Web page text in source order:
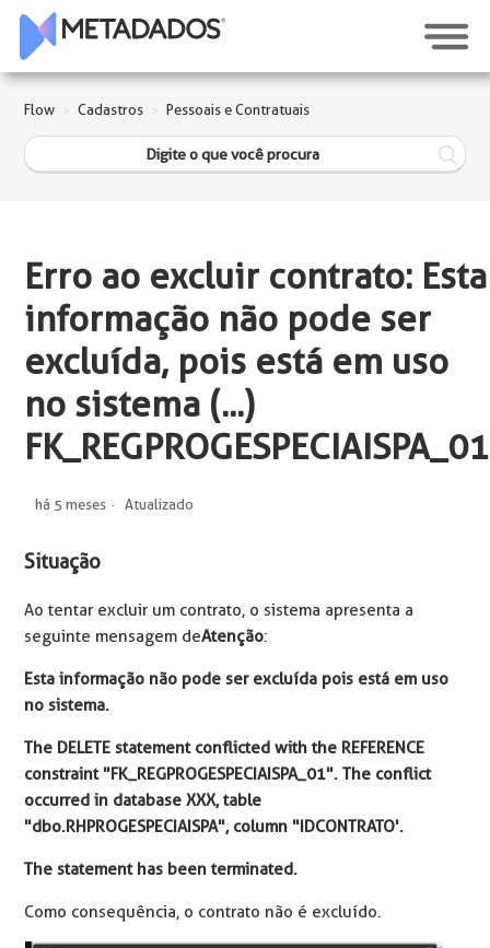
Flow Cadastros Pessoais e Contratuais
Erro ao excluir contrato: Esta
informação não pode ser
excluída, pois está em uso
no sistema (...)
FK_REGPROGESPECIAISPA_01
há 5 meses Atualizado
Situação
Ao tentar excluir um contrato, o sistema apresenta a
seguinte mensagem deAtenção:
Esta informação não pode ser excluída pois está em uso
no sistema.
The DELETE statement conflicted with the REFERENCE
constraint "FK_REGPROGESPECIAISPA_01". The conflict
occurred in database XXX, table
"dbo.RHPROGESPECIAISPA", column "IDCONTRATO'.
The statement has been terminated.
Como consequência, o contrato não é excluído.